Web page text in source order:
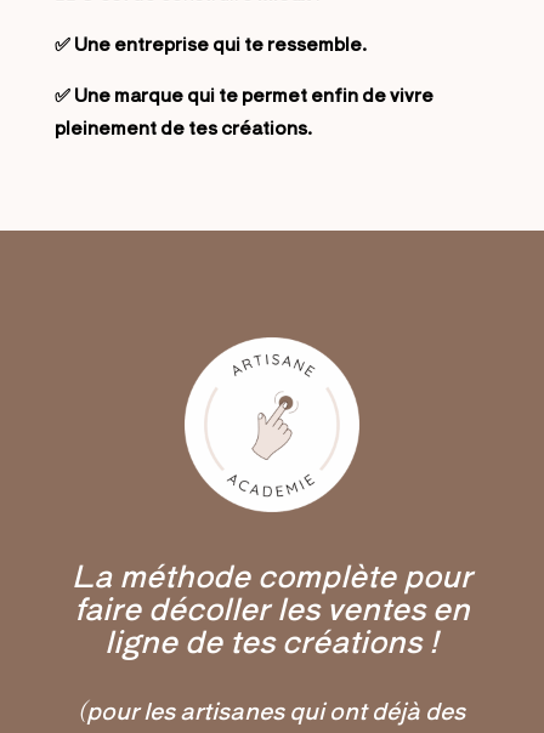
✅ Une entreprise qui te ressemble.
✅ Une marque qui te permet enfin de vivre
pleinement de tes créations.
La méthode complète pour
faire décoller les ventes en
ligne de tes créations !
(pour les artisanes qui ont déjà des